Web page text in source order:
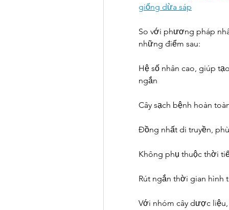
giống dừa sáp
So với phương pháp
những điểm sau:
Hệ số nhân cao, giúp
ngắn
Cây sạch bệnh hoàn
Đồng nhất di truyền,
Không phụ thuộc thời
Rút ngắn thời gian hình
Với nhóm cây dược